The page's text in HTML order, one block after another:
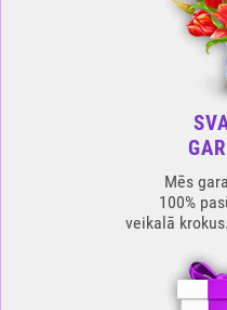
Mēs
100%
veikalā